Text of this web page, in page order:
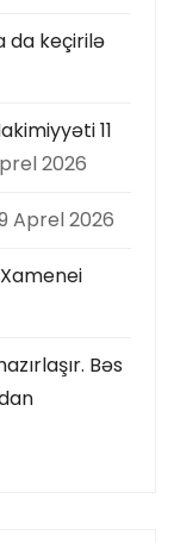
da keçirilə
11
2026
Aprel 2026
Bəs